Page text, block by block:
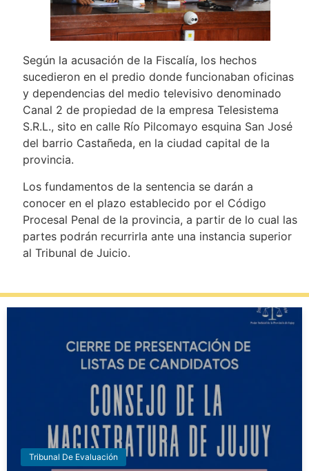
Según la acusación de la Fiscalía, los hechos
sucedieron en el predio donde funcionaban oficinas
y dependencias del medio televisivo denominado
Canal 2 de propiedad de la empresa Telesistema
S.R.L., sito en calle Río Pilcomayo esquina San José
del barrio Castañeda, en la ciudad capital de la
provincia.
Los fundamentos de la sentencia se darán a
conocer en el plazo establecido por el Código
Procesal Penal de la provincia, a partir de lo cual las
partes podrán recurrirla ante una instancia superior
al Tribunal de Juicio.
Tribunal De Evaluación